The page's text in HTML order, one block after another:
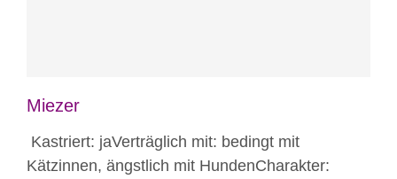
Miezer
Kastriert: jaVerträglich mit: bedingt mit
Kätzinnen, ängstlich mit HundenCharakter: